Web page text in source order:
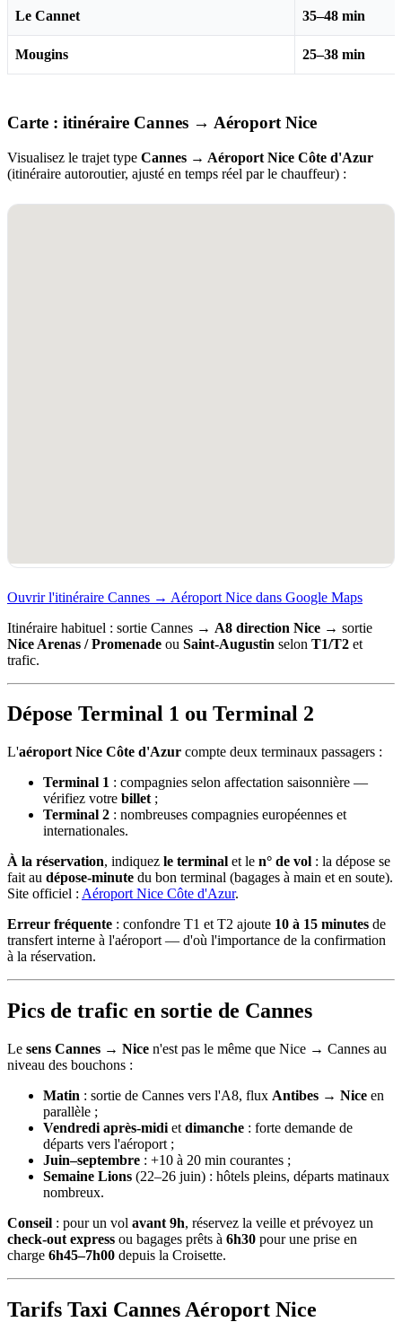
Le Cannet 35–48 min
Mougins 25–38 min
Carte : itinéraire Cannes → Aéroport Nice
Visualisez le trajet type Cannes → Aéroport Nice Côte d'Azur
(itinéraire autoroutier, ajusté en temps réel par le chauffeur) :
Ouvrir l'itinéraire Cannes → Aéroport Nice dans Google Maps
Itinéraire habituel : sortie Cannes → A8 direction Nice → sortie
Nice Arenas / Promenade ou Saint-Augustin selon T1/T2 et
trafic.
Dépose Terminal 1 ou Terminal 2
L'aéroport Nice Côte d'Azur compte deux terminaux passagers :
Terminal 1 : compagnies selon affectation saisonnière —
vérifiez votre billet ;
Terminal 2 : nombreuses compagnies européennes et
internationales.
À la réservation, indiquez le terminal et le n° de vol : la dépose se
fait au dépose-minute du bon terminal (bagages à main et en soute).
Site officiel : Aéroport Nice Côte d'Azur.
Erreur fréquente : confondre T1 et T2 ajoute 10 à 15 minutes de
transfert interne à l'aéroport — d'où l'importance de la confirmation
à la réservation.
Pics de trafic en sortie de Cannes
Le sens Cannes → Nice n'est pas le même que Nice → Cannes au
niveau des bouchons :
Matin : sortie de Cannes vers l'A8, flux Antibes → Nice en
parallèle ;
Vendredi après-midi et dimanche : forte demande de
départs vers l'aéroport ;
Juin–septembre : +10 à 20 min courantes ;
Semaine Lions (22–26 juin) : hôtels pleins, départs matinaux
nombreux.
Conseil : pour un vol avant 9h, réservez la veille et prévoyez un
check-out express ou bagages prêts à 6h30 pour une prise en
charge 6h45–7h00 depuis la Croisette.
Tarifs Taxi Cannes Aéroport Nice